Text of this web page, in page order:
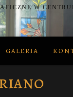
W
GALERIA